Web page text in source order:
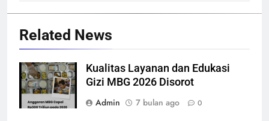
Related News
Kualitas Layanan dan Edukasi
Gizi MBG 2026 Disorot
Admin
7 bulan ago 0